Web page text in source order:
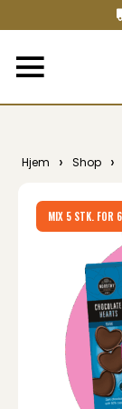
Hjem › Shop ›
MIX 5 STK. FOR